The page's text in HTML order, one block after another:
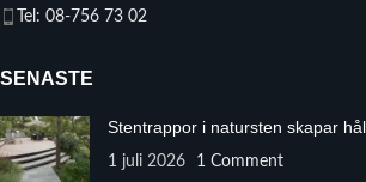
Tel: 08-756 73 02
SENASTE
Stentrappor i natursten skapar
1 juli 2026 1 Comment